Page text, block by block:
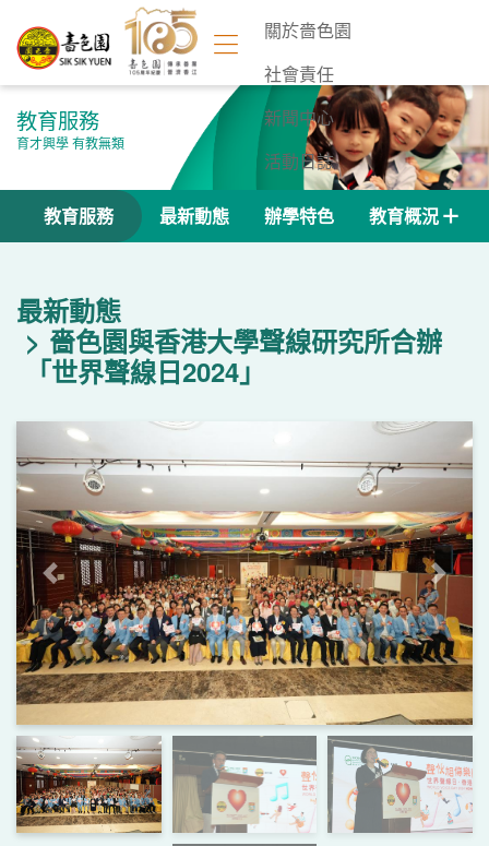
關於嗇色園
社會責任
新聞中心
活動日誌
聯絡我們
教育服務
育才興學 有教無類
教育服務 最新動態 辦學特色 教育概況
最新動態
嗇色園與香港大學聲線研究所合辦
「世界聲線日2024」
上一頁 下一頁